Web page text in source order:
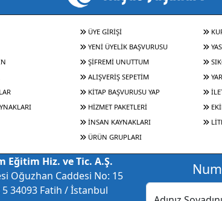
ÜYE GİRİŞİ
YENİ ÜYELİK BAŞVURUSU
ŞİFREMİ UNUTTUM
ALIŞVERİŞ SEPETİM
KİTAP BAŞVURUSU YAP
HİZMET PAKETLERİ
İNSAN KAYNAKLARI
ÜRÜN GRUPLARI
Eğitim Hiz. ve Tic. A.Ş.
Oğuzhan Caddesi No: 15
34093 Fatih / İstanbul